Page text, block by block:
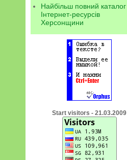
Найбільш повний каталог
Інтернет-ресурсів
Херсонщини
Start visitors - 21.03.2009